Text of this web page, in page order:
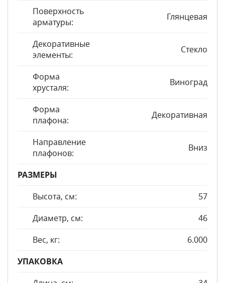
Поверхность
арматуры:
Глянцевая
Декоративные
элементы:
Стекло
Форма
хрусталя:
Виноград
Форма
плафона:
Декоративная
Направление
плафонов:
Вниз
РАЗМЕРЫ
Высота, см:
57
Диаметр, см:
46
Вес, кг:
6.000
УПАКОВКА